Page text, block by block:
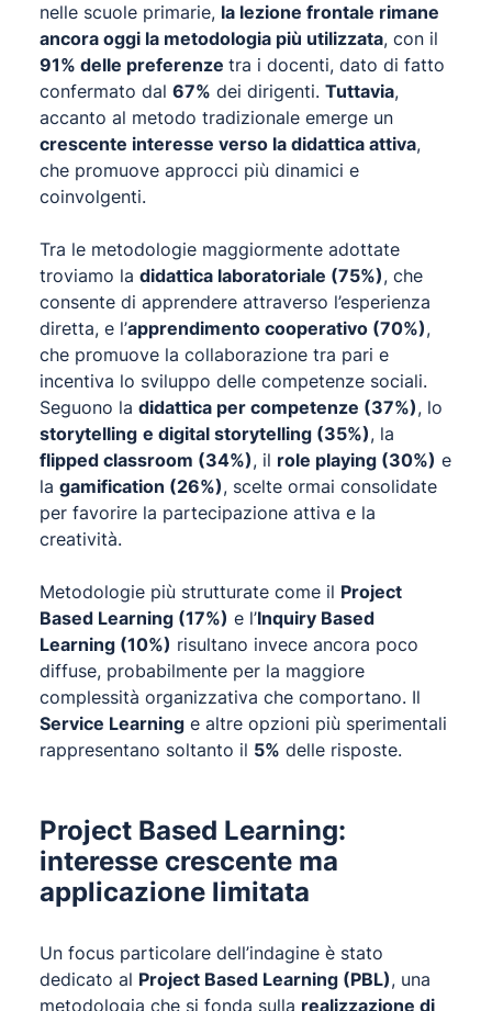
nelle scuole primarie, la lezione frontale rimane
ancora oggi la metodologia più utilizzata, con il
91% delle preferenze tra i docenti, dato di fatto
confermato dal 67% dei dirigenti. Tuttavia,
accanto al metodo tradizionale emerge un
crescente interesse verso la didattica attiva,
che promuove approcci più dinamici e
coinvolgenti.
Tra le metodologie maggiormente adottate
troviamo la didattica laboratoriale (75%), che
consente di apprendere attraverso l’esperienza
diretta, e l’apprendimento cooperativo (70%),
che promuove la collaborazione tra pari e
incentiva lo sviluppo delle competenze sociali.
Seguono la didattica per competenze (37%), lo
storytelling e digital storytelling (35%), la
flipped classroom (34%), il role playing (30%) e
la gamification (26%), scelte ormai consolidate
per favorire la partecipazione attiva e la
creatività.
Metodologie più strutturate come il Project
Based Learning (17%) e l’Inquiry Based
Learning (10%) risultano invece ancora poco
diffuse, probabilmente per la maggiore
complessità organizzativa che comportano. Il
Service Learning e altre opzioni più sperimentali
rappresentano soltanto il 5% delle risposte.
Project Based Learning:
interesse crescente ma
applicazione limitata
Un focus particolare dell’indagine è stato
dedicato al Project Based Learning (PBL), una
metodologia che si fonda sulla realizzazione di